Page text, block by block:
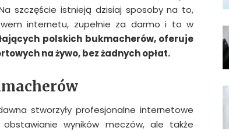
szczęście istnieją dzisiaj sposoby na to,
internetu, zupełnie za darmo i to w
polskich bukmacherów, oferuje
na żywo, bez żadnych opłat.
stworzyły profesjonalne internetowe
wyników meczów, ale także